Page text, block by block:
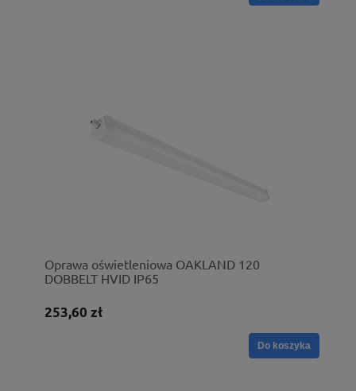
Oprawa oświetleniowa OAKLAND 120
DOBBELT HVID IP65
253,60 zł
Do koszyka